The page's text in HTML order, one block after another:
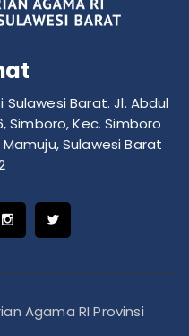
Barat. Jl. Abdul
Simboro, Kec. Simboro
Sulawesi Barat
Agama RI Provinsi